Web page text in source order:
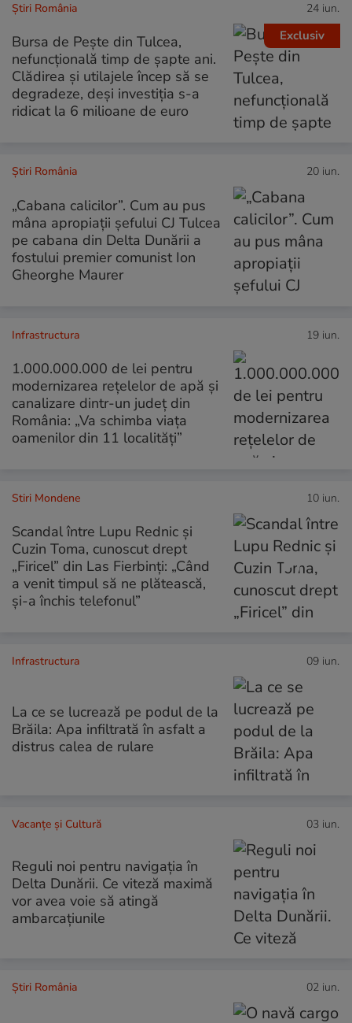
Exclusiv
Știri România 24 iun.
Bursa de Pește din Tulcea,
nefuncțională timp de șapte ani.
Clădirea și utilajele încep să se
degradeze, deși investiția s-a
ridicat la 6 milioane de euro
Știri România 20 iun.
„Cabana calicilor”. Cum au pus
mâna apropiații șefului CJ Tulcea
pe cabana din Delta Dunării a
fostului premier comunist Ion
Gheorghe Maurer
Infrastructura 19 iun.
1.000.000.000 de lei pentru
modernizarea rețelelor de apă și
canalizare dintr-un județ din
România: „Va schimba viața
oamenilor din 11 localități”
Stiri Mondene 10 iun.
Scandal între Lupu Rednic și
Cuzin Toma, cunoscut drept
„Firicel” din Las Fierbinți: „Când
a venit timpul să ne plătească,
și-a închis telefonul”
Infrastructura 09 iun.
La ce se lucrează pe podul de la
Brăila: Apa infiltrată în asfalt a
distrus calea de rulare
Vacanțe și Cultură 03 iun.
Reguli noi pentru navigația în
Delta Dunării. Ce viteză maximă
vor avea voie să atingă
ambarcațiunile
Știri România 02 iun.